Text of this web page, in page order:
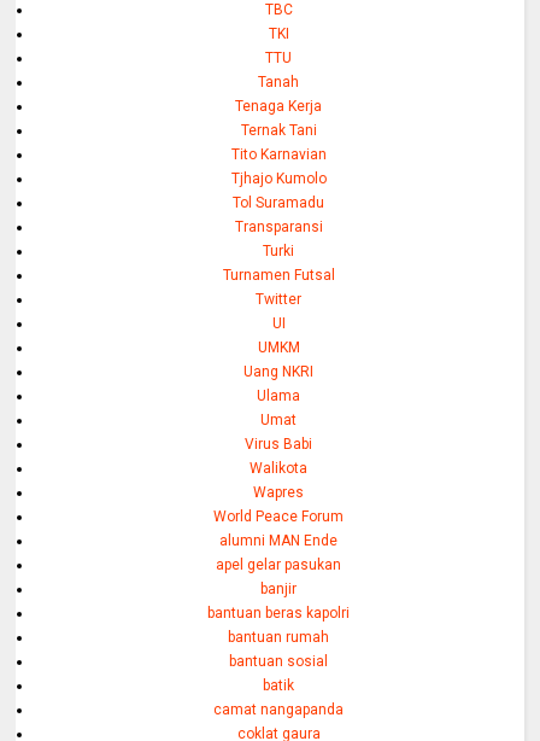
TBC
TKI
TTU
Tanah
Tenaga Kerja
Ternak Tani
Tito Karnavian
Tjhajo Kumolo
Tol Suramadu
Transparansi
Turki
Turnamen Futsal
Twitter
UI
UMKM
Uang NKRI
Ulama
Umat
Virus Babi
Walikota
Wapres
World Peace Forum
alumni MAN Ende
apel gelar pasukan
banjir
bantuan beras kapolri
bantuan rumah
bantuan sosial
batik
camat nangapanda
coklat gaura